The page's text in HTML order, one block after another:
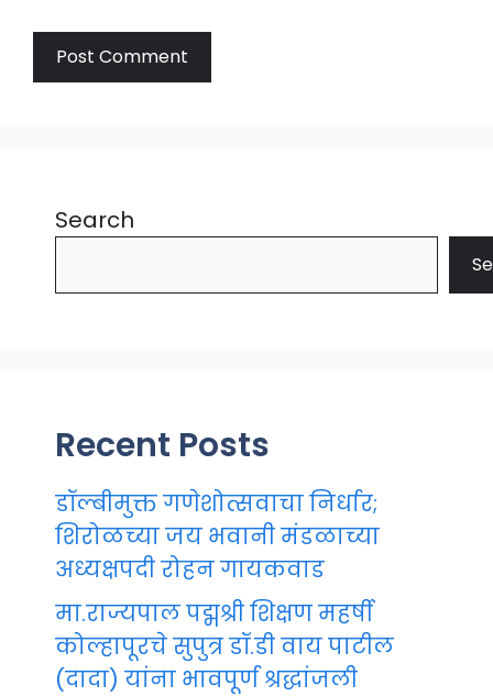
Search
Recent Posts
डॉल्बीमुक्त गणेशोत्सवाचा निर्धार;
शिरोळच्या जय भवानी मंडळाच्या
अध्यक्षपदी रोहन गायकवाड
मा.राज्यपाल पद्मश्री शिक्षण महर्षी
कोल्हापूरचे सुपुत्र डॉ.डी वाय पाटील
(दादा) यांना भावपूर्ण श्रद्धांजली